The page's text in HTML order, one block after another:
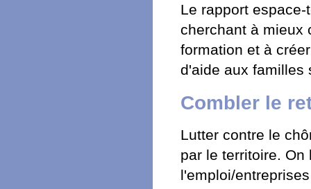
Le rapport
cherchant à mieux
formation et à
d'aide aux familles
Combler le
Lutter contre le
par le territoire.
l'emploi/